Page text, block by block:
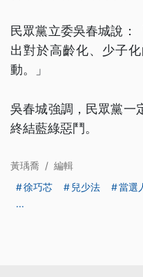
民眾黨立委吳春城說：
出對於高齡化、少子
動。」
吳春城強調，民眾黨一
終結藍綠惡鬥。
黃瑀喬 / 編輯
徐巧芯
兒少法 當選
...